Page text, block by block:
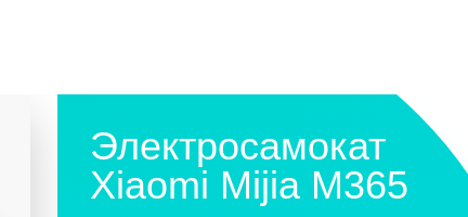
Электросамокат
Xiaomi Mijia M365